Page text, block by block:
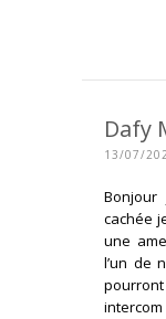
Dafy
13/07/
cachée
une
l’un de